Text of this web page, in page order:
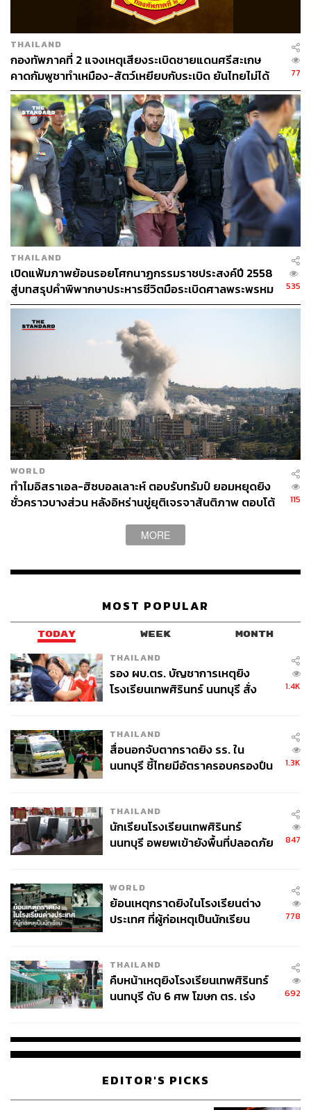
ABOUT THE AUTHOR
THE STANDARD TEAM
กองบรรณาธิการ THE STANDARD
THAILAND
กองทัพภาคที่ 2 แจงเหตุเสียงระเบิดชายแดนศรีสะเกษ
คาดกัมพูชาทำเหมือง-สัตว์เหยียบกับระเบิด ยันไทยไม่ได้
ใช้อาวุธ
77
THAILAND
เปิดแฟ้มภาพย้อนรอยโศกนาฏกรรมราชประสงค์ปี 2558
สู่บทสรุปคำพิพากษาประหารชีวิตมือระเบิดศาลพระพรหม
535
WORLD
ทำไมอิสราเอล-ฮิซบอลเลาะห์ ตอบรับทรัมป์ ยอมหยุดยิง
ชั่วคราวบางส่วน หลังอิหร่านขู่ยุติเจรจาสันติภาพ ตอบโต้
115
MORE
MOST POPULAR
TODAY WEEK MONTH
THAILAND
รอง ผบ.ตร. บัญชาการเหตุยิง
โรงเรียนเทพศิรินทร์ นนทบุรี สั่ง
1.4K
THAILAND
สื่อนอกจับตากราดยิง รร. ใน
นนทบุรี ชี้ไทยมีอัตราครอบครองปืน
1.3K
THAILAND
นักเรียนโรงเรียนเทพศิรินทร์
นนทบุรี อพยพเข้ายังพื้นที่ปลอดภัย
847
WORLD
ย้อนเหตุกราดยิงในโรงเรียนต่าง
ประเทศ ที่ผู้ก่อเหตุเป็นนักเรียน
778
THAILAND
คืบหน้าเหตุยิงโรงเรียนเทพศิรินทร์
นนทบุรี ดับ 6 ศพ โฆษก ตร. เร่ง
692
EDITOR'S PICKS